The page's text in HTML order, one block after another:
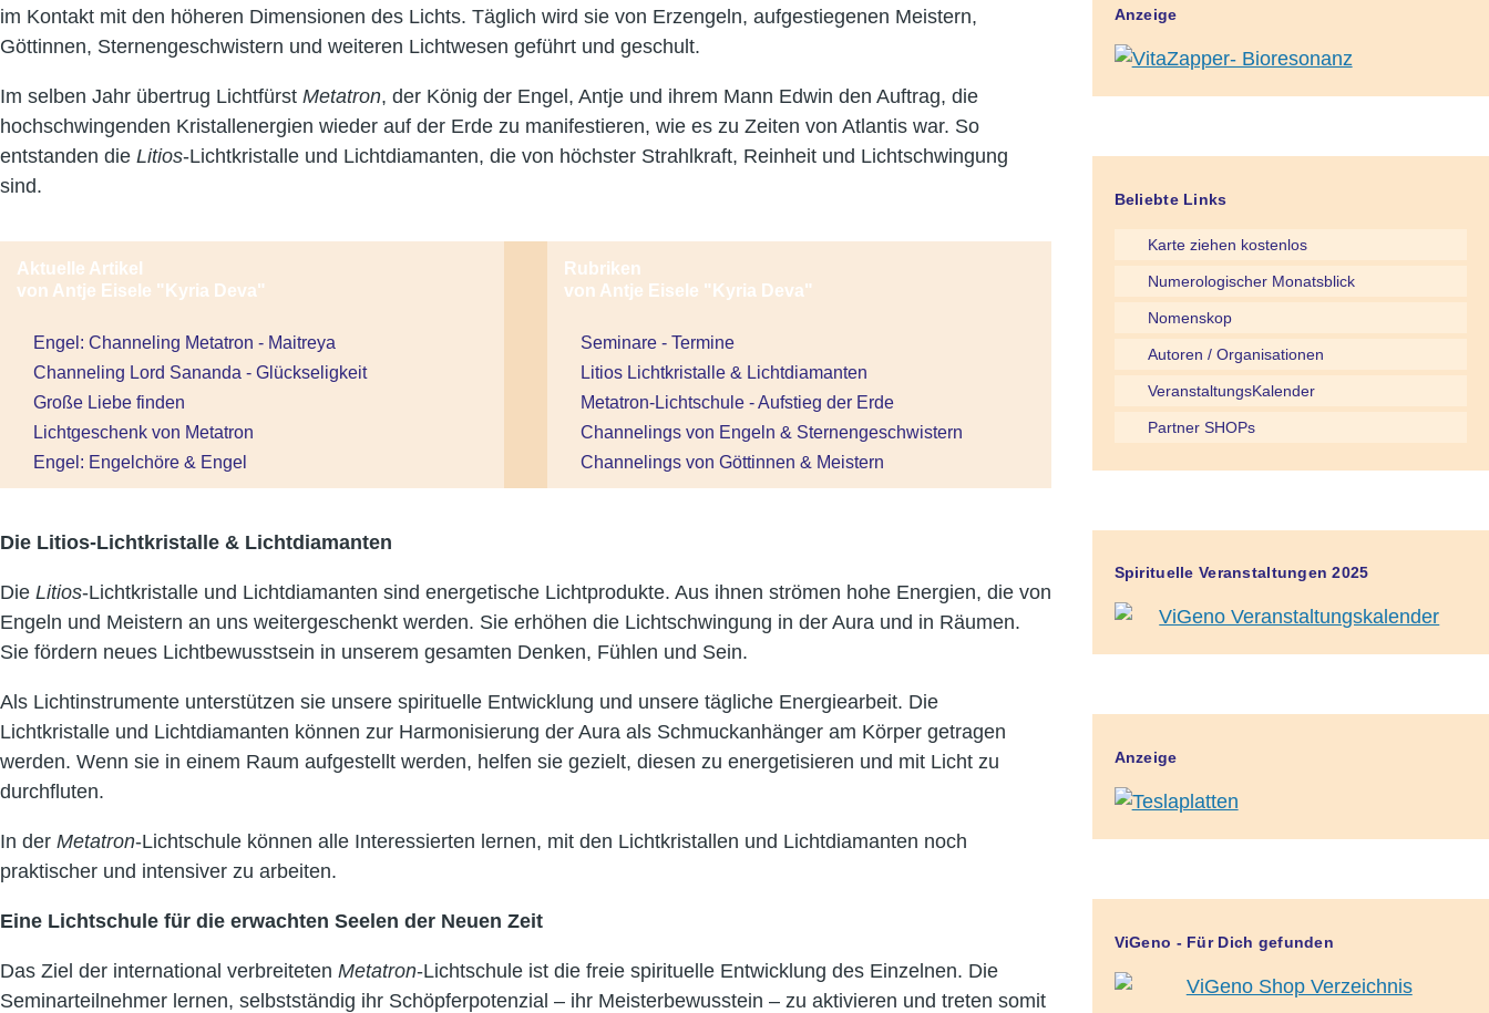
im Kontakt mit den höheren Dimensionen des Lichts. Täglich wird sie von Erzengeln, aufgestiegenen Meistern,
Göttinnen, Sternengeschwistern und weiteren Lichtwesen geführt und geschult.
Im selben Jahr übertrug Lichtfürst Metatron, der König der Engel, Antje und ihrem Mann Edwin den Auftrag, die
hochschwingenden Kristallenergien wieder auf der Erde zu manifestieren, wie es zu Zeiten von Atlantis war. So
entstanden die Litios-Lichtkristalle und Lichtdiamanten, die von höchster Strahlkraft, Reinheit und Lichtschwingung
sind.
Aktuelle Artikel
von Antje Eisele "Kyria Deva"
Engel: Channeling Metatron - Maitreya
Channeling Lord Sananda - Glückseligkeit
Große Liebe finden
Lichtgeschenk von Metatron
Engel: Engelchöre & Engel
Rubriken
von Antje Eisele "Kyria Deva"
Seminare - Termine
Litios Lichtkristalle & Lichtdiamanten
Metatron-Lichtschule - Aufstieg der Erde
Channelings von Engeln & Sternengeschwistern
Channelings von Göttinnen & Meistern
Die Litios-Lichtkristalle & Lichtdiamanten
Die Litios-Lichtkristalle und Lichtdiamanten sind energetische Lichtprodukte. Aus ihnen strömen hohe Energien, die von
Engeln und Meistern an uns weitergeschenkt werden. Sie erhöhen die Lichtschwingung in der Aura und in Räumen.
Sie fördern neues Lichtbewusstsein in unserem gesamten Denken, Fühlen und Sein.
Als Lichtinstrumente unterstützen sie unsere spirituelle Entwicklung und unsere tägliche Energiearbeit. Die
Lichtkristalle und Lichtdiamanten können zur Harmonisierung der Aura als Schmuckanhänger am Körper getragen
werden. Wenn sie in einem Raum aufgestellt werden, helfen sie gezielt, diesen zu energetisieren und mit Licht zu
durchfluten.
In der Metatron-Lichtschule können alle Interessierten lernen, mit den Lichtkristallen und Lichtdiamanten noch
praktischer und intensiver zu arbeiten.
Eine Lichtschule für die erwachten Seelen der Neuen Zeit
Das Ziel der international verbreiteten Metatron-Lichtschule ist die freie spirituelle Entwicklung des Einzelnen. Die
Seminarteilnehmer lernen, selbstständig ihr Schöpferpotenzial – ihr Meisterbewusstein – zu aktivieren und treten somit
Anzeige
Beliebte Links
Karte ziehen kostenlos
Numerologischer Monatsblick
Nomenskop
Autoren / Organisationen
VeranstaltungsKalender
Partner SHOPs
Spirituelle Veranstaltungen 2025
Anzeige
ViGeno - Für Dich gefunden